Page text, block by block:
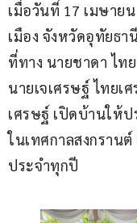
เมื่อวันที่ 17 เมษาย
เมือง จังหวัดอุทัยธ
ที่ทาง นายชาดา ไท
นายเจเศรษฐ์ ไทย
เศรษฐ์ เปิดบ้านให้
ในเทศกาลสงกราน
ประจำทุกปี